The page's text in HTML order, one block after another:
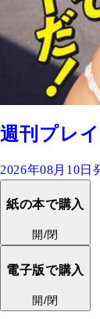
週刊プレ
2026年08月10日
紙の本で購入
開/閉
電子版で購入
開/閉